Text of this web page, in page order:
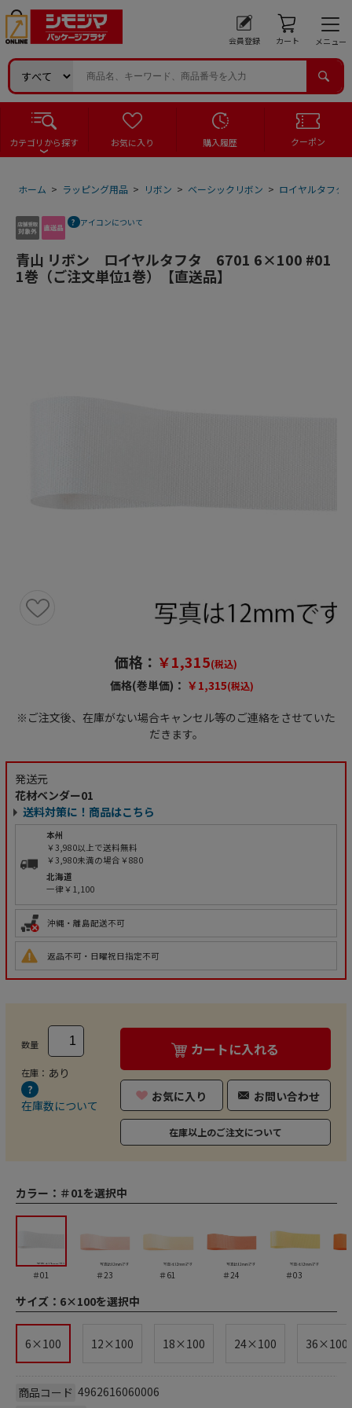
会員登録 カート メニュー
カテゴリから探す お気に入り 購入履歴 クーポン
ホーム > ラッピング用品 > リボン > ベーシックリボン > ロイヤルタフタ
アイコンについて
青山 リボン ロイヤルタフタ 6701 6×100 #01
1巻（ご注文単位1巻）【直送品】
価格： ￥1,315(税込)
価格(巻単価)： ￥1,315(税込)
※ご注文後、在庫がない場合キャンセル等のご連絡をさせていた
だきます。
発送元
花材ベンダー01
送料対策に！商品はこちら
本州
￥3,980以上で送料無料
￥3,980未満の場合￥880
北海道
一律￥1,100
沖縄・離島配送不可
返品不可・日曜祝日指定不可
数量
在庫： あり
在庫数について
カートに入れる
お気に入り お問い合わせ
在庫以上のご注文について
カラー： ＃01を選択中
＃01 ＃23 ＃61 ＃24 ＃03
サイズ： 6×100を選択中
6×100 12×100 18×100 24×100 36×100
商品コード 4962616060006